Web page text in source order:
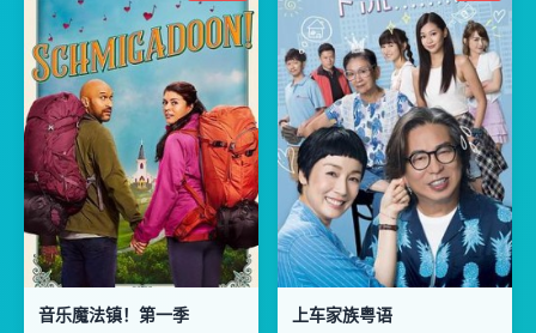
音乐魔法镇！第一季 上车家族粤语